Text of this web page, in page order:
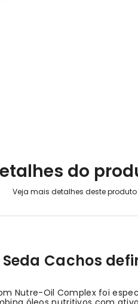
do
Cachos
Nutre-Oil Complex foi